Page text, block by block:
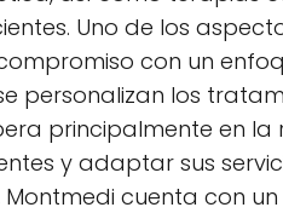
Uno de los
con un
personalizan los
principalmente en
y adaptar sus
Montmedi cuenta con